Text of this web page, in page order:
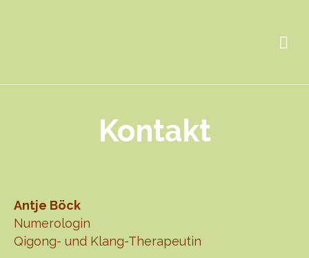
Kontakt
Antje Böck
Numerologin
Qigong- und Klang-Therapeutin